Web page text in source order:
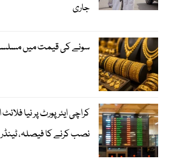
جاری
سونے کی قیمت میں
کراچی ایئرپورٹ پر نیا
نصب کرنے کا فیصلہ،